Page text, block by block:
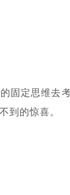
固定思维去
到的惊喜。